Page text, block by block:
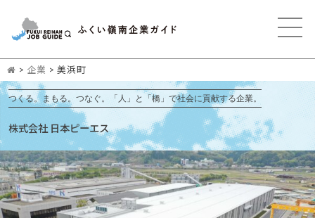
> 企業 > 美浜町
つくる。まもる。つなぐ。「人」と「橋」で社会に貢献する企業。
株式会社 日本ピーエス